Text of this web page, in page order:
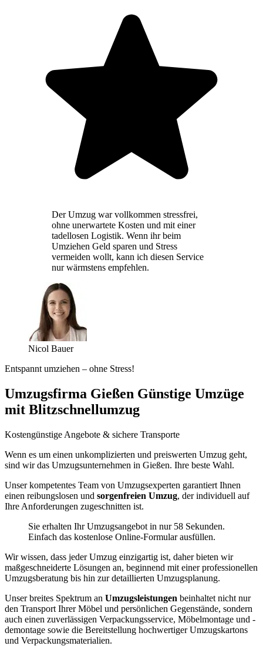
Der Umzug war vollkommen stressfrei,
ohne unerwartete Kosten und mit einer
tadellosen Logistik. Wenn ihr beim
Umziehen Geld sparen und Stress
vermeiden wollt, kann ich diesen Service
nur wärmstens empfehlen.
Nicol Bauer
Entspannt umziehen – ohne Stress!
Umzugsfirma Gießen Günstige Umzüge
mit Blitzschnellumzug
Kostengünstige Angebote & sichere Transporte
Wenn es um einen unkomplizierten und preiswerten Umzug geht,
sind wir das Umzugsunternehmen in Gießen. Ihre beste Wahl.
Unser kompetentes Team von Umzugsexperten garantiert Ihnen
einen reibungslosen und sorgenfreien Umzug, der individuell auf
Ihre Anforderungen zugeschnitten ist.
Sie erhalten Ihr Umzugsangebot in nur 58 Sekunden.
Einfach das kostenlose Online-Formular ausfüllen.
Wir wissen, dass jeder Umzug einzigartig ist, daher bieten wir
maßgeschneiderte Lösungen an, beginnend mit einer professionellen
Umzugsberatung bis hin zur detaillierten Umzugsplanung.
Unser breites Spektrum an Umzugsleistungen beinhaltet nicht nur
den Transport Ihrer Möbel und persönlichen Gegenstände, sondern
auch einen zuverlässigen Verpackungsservice, Möbelmontage und -
demontage sowie die Bereitstellung hochwertiger Umzugskartons
und Verpackungsmaterialien.